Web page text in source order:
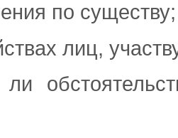
по существу;
лиц,